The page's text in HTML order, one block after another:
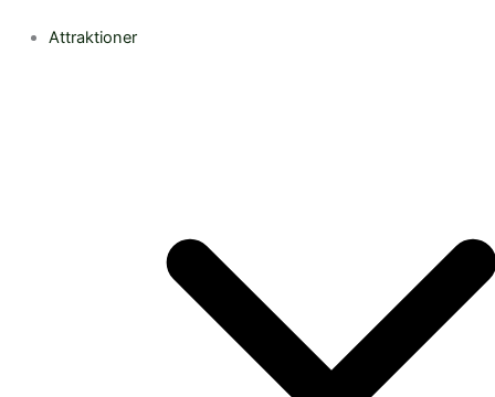
Attraktioner